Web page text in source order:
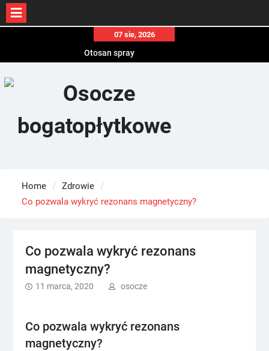
content
07 sie, 2026
Otosan spray
Home
Zdrowie
Co pozwala wykryć rezonans magnetyczny?
Co pozwala wykryć rezonans
magnetyczny?
11 marca, 2020 osocze
Co pozwala wykryć rezonans
magnetyczny?